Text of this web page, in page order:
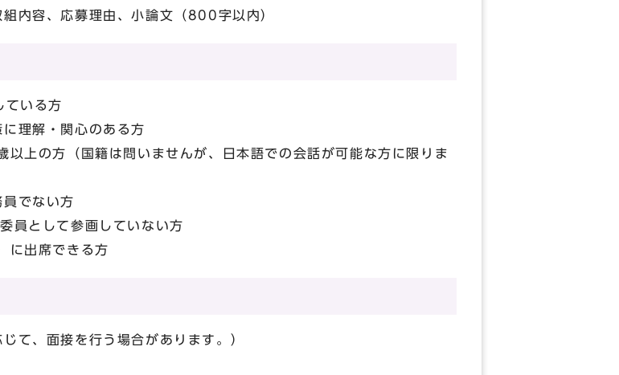
内容、応募理由、小論文（800字以内）
ている方
理解・関心のある方
上の方（国籍は問いませんが、日本語での会話が可能な方に限りま
でない方
として参画していない方
出席できる方
て、面接を行う場合があります。）